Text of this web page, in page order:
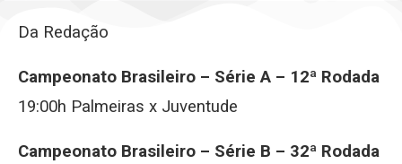
Da Redação
Campeonato Brasileiro – Série A – 12ª Rodada
19:00h Palmeiras x Juventude
Campeonato Brasileiro – Série B – 32ª Rodada